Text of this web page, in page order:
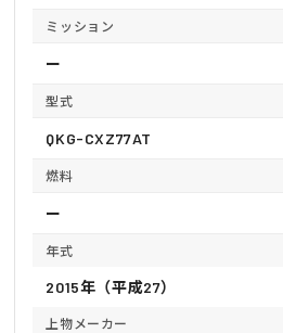
ミッション
ー
型式
QKG-CXZ77AT
燃料
ー
年式
2015年（平成27）
上物メーカー